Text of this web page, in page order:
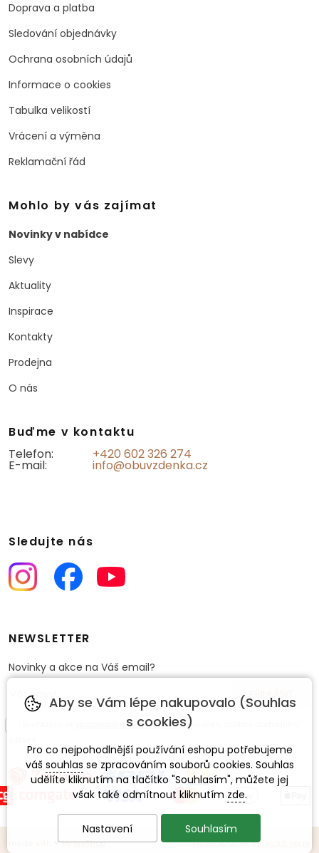
Doprava a platba
Sledování objednávky
Ochrana osobních údajů
Informace o cookies
Tabulka velikostí
Vrácení a výměna
Reklamační řád
Mohlo by vás zajímat
Novinky v nabídce
Slevy
Aktuality
Inspirace
Kontakty
Prodejna
O nás
Buďme v kontaktu
Telefon:
+420 602 326 274
E-mail: info@obuvzdenka.cz
Sledujte nás
NEWSLETTER
Novinky a akce na Váš email?
zpracováním osobních údajůpro účely zasílání obchodního
❤byineShop Mapa stránek,Klasická verze
Aby se Vám lépe nakupovalo (Souhlas
s cookies)
Pro co nejpohodlnější používání eshopu potřebujeme
váš souhlas se zpracováním souborů cookies. Souhlas
udělíte kliknutím na tlačítko "Souhlasím", můžete jej
však také odmítnout kliknutím zde.
Nastavení Souhlasím